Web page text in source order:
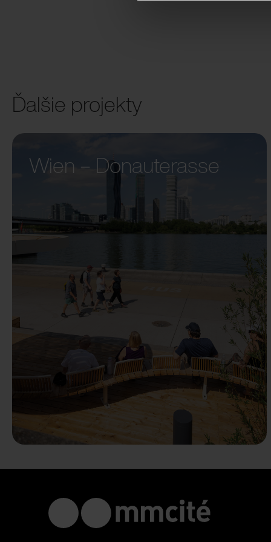
Ďalšie projekty
Wien – Donauterasse